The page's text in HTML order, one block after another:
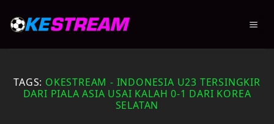
TAGS: OKESTREAM - INDONESIA U23 TERSINGKIR
DARI PIALA ASIA USAI KALAH 0-1 DARI KOREA
SELATAN